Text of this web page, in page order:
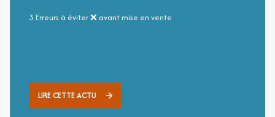
3 Erreurs à éviter ❌ avant mise en vente
LIRE CETTE ACTU